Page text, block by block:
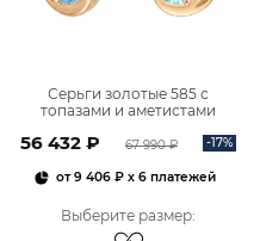
Серьги золотые 585 с
топазами и аметистами
56 432 ₽ 67 990 ₽ -17%
от9 406 ₽x 6 платежей
Выберите размер: